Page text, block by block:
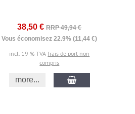
38,50 € RRP 49,94 €
Vous économisez 22.9% (11,44 €)
incl. 19 % TVAfrais de port non
compris
more...